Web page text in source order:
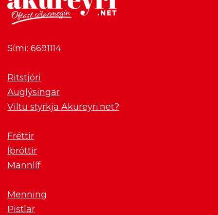
Sími: 6691114
Ritstjóri
Auglýsingar
Viltu styrkja Akureyri.net?
Fréttir
Íþróttir
Mannlíf
Menning
Pistlar